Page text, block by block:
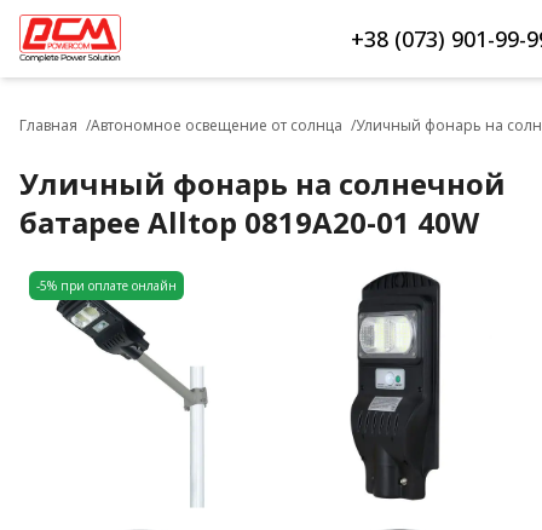
+38 (073) 901-99-
Главная Автономное освещение от солнца Уличный фонарь на
Уличный фонарь на солнечной
батарее Alltop 0819А20-01 40W
-5% при оплате онлайн